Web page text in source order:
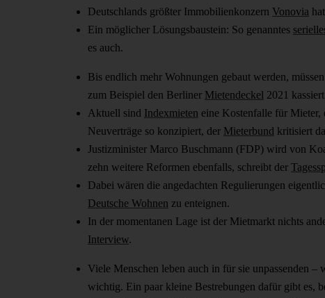
Deutschlands größter Immobilienkonzern Vonovia
Ein möglicher Lösungsbaustein: So genanntes
es auch.
Bis endlich mehr Wohnungen gebaut werden,
zum Beispiel den Berliner Mietendeckel 2021
Aktuell sind Indexmieten eine Kostenfalle für
Neuverträge so konzipiert, der Mieterbund kritisiert
Justizminister Marco Buschmann (FDP) wird von
zehn weitere Reformen ebenfalls, schreibt der
Dabei wären die angedachten Regulierungen
Deutsche Wohnen zu enteignen.
In der momentanen Lage ist der Mietmarkt nichts
Interview.
Viele Menschen leben auch in für sie unpassenden
wichtig. Ein paar kleine Bestrebungen dafür gibt es,